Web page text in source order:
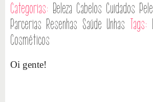
Categorias: Beleza Cabelos Cuidados Pele
Parcerias Resenhas Saúde Unhas Tags:
Cosméticos
Oi gente!